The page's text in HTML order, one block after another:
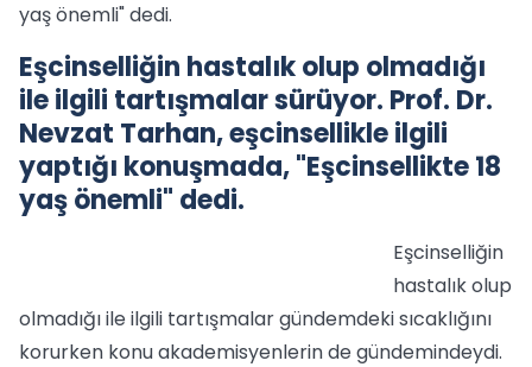
yaş önemli" dedi.
Eşcinselliğin hastalık olup olmadığı
ile ilgili tartışmalar sürüyor. Prof. Dr.
Nevzat Tarhan, eşcinsellikle ilgili
yaptığı konuşmada, "Eşcinsellikte 18
yaş önemli" dedi.
Eşcinselliğin
hastalık olup
olmadığı ile ilgili tartışmalar gündemdeki sıcaklığını
korurken konu akademisyenlerin de gündemindeydi.